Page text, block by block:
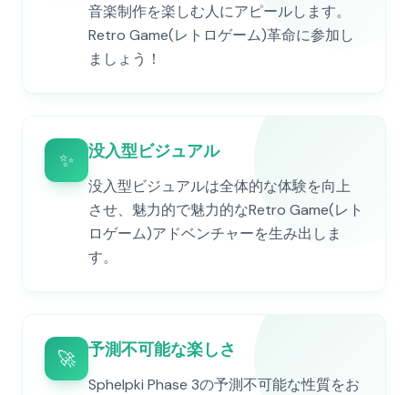
音楽制作を楽しむ人にアピールします。
Retro Game(レトロゲーム)革命に参加し
ましょう！
✨ 没入型ビジュアル
没入型ビジュアルは全体的な体験を向上
させ、魅力的で魅力的なRetro Game(レト
ロゲーム)アドベンチャーを生み出しま
す。
🚀 予測不可能な楽しさ
Sphelpki Phase 3の予測不可能な性質をお